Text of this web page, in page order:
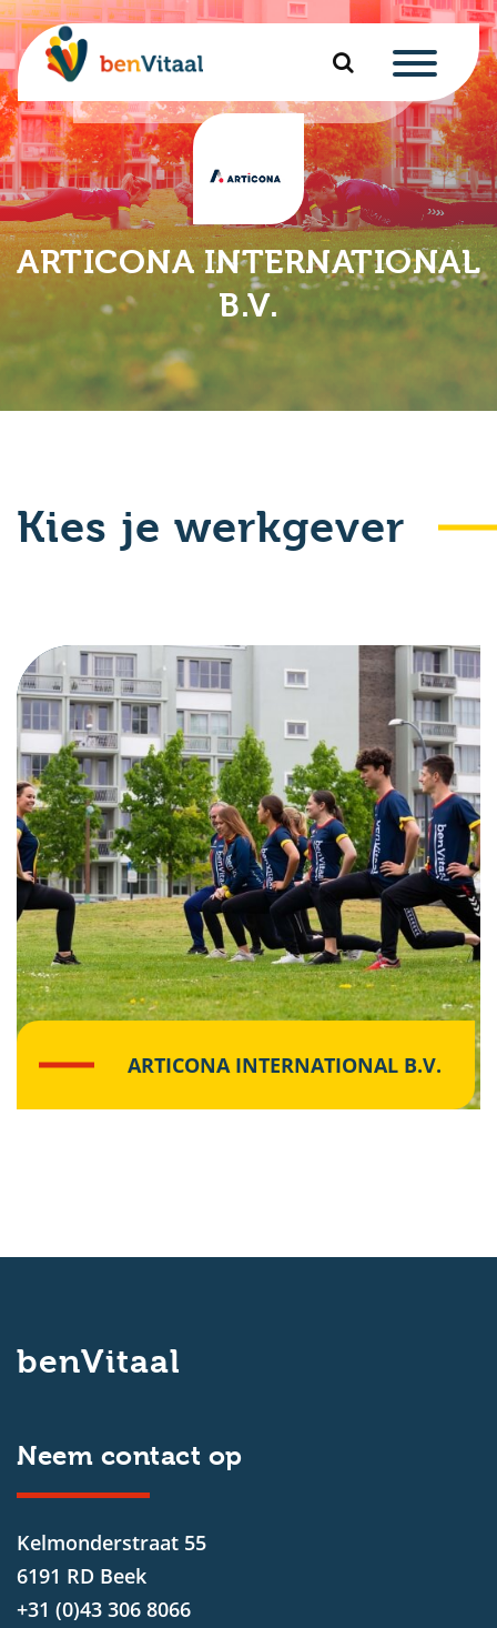
ARTICONA INTERNATIONAL
B.V.
Kies je werkgever
ARTICONA INTERNATIONAL B.V.
benVitaal
Neem contact op
Kelmonderstraat 55
6191 RD Beek
+31 (0)43 306 8066